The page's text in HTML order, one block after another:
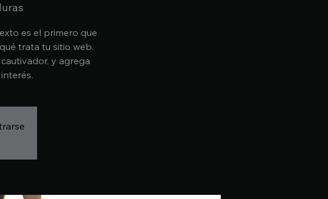
es el primero que
trata tu sitio web.
y agrega